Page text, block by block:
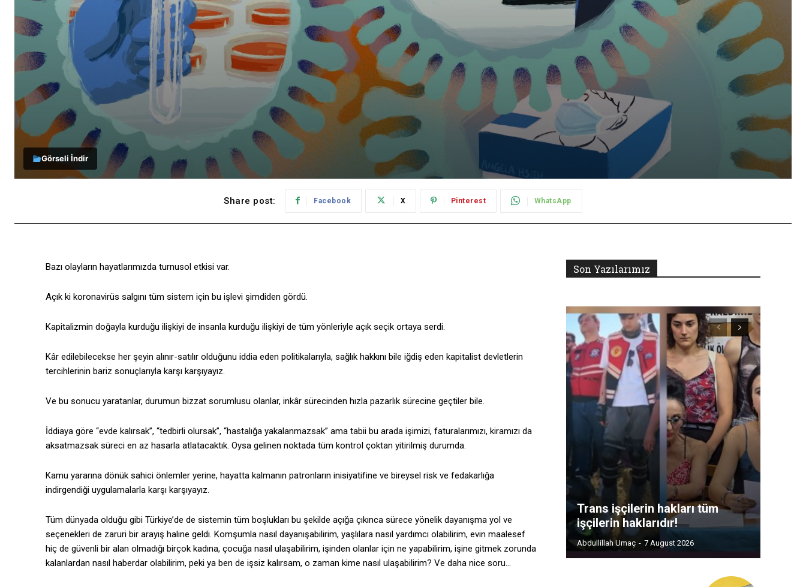
Görseli İndir
Share post: Facebook X Pinterest WhatsApp
Bazı olayların hayatlarımızda turnusol etkisi var.
Açık ki koronavirüs salgını tüm sistem için bu işlevi şimdiden gördü.
Kapitalizmin doğayla kurduğu ilişkiyi de insanla kurduğu ilişkiyi de tüm yönleriyle açık seçik ortaya serdi.
Kâr edilebilecekse her şeyin alınır-satılır olduğunu iddia eden politikalarıyla, sağlık hakkını bile iğdiş eden kapitalist devletlerin
tercihlerinin bariz sonuçlarıyla karşı karşıyayız.
Ve bu sonucu yaratanlar, durumun bizzat sorumlusu olanlar, inkâr sürecinden hızla pazarlık sürecine geçtiler bile.
İddiaya göre “evde kalırsak”, “tedbirli olursak”, “hastalığa yakalanmazsak” ama tabii bu arada işimizi, faturalarımızı, kiramızı da
aksatmazsak süreci en az hasarla atlatacaktık. Oysa gelinen noktada tüm kontrol çoktan yitirilmiş durumda.
Kamu yararına dönük sahici önlemler yerine, hayatta kalmanın patronların inisiyatifine ve bireysel risk ve fedakarlığa
indirgendiği uygulamalarla karşı karşıyayız.
Tüm dünyada olduğu gibi Türkiye’de de sistemin tüm boşlukları bu şekilde açığa çıkınca sürece yönelik dayanışma yol ve
seçenekleri de zaruri bir arayış haline geldi. Komşumla nasıl dayanışabilirim, yaşlılara nasıl yardımcı olabilirim, evin maalesef
hiç de güvenli bir alan olmadığı birçok kadına, çocuğa nasıl ulaşabilirim, işinden olanlar için ne yapabilirim, işine gitmek zorunda
kalanlardan nasıl haberdar olabilirim, peki ya ben de işsiz kalırsam, o zaman kime nasıl ulaşabilirim? Ve daha nice soru…
Son Yazılarımız
Trans işçilerin hakları tüm
işçilerin haklarıdır!
Abdullillah Umaç - 7 August 2026